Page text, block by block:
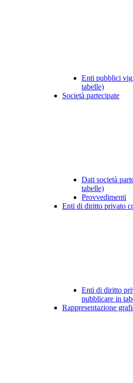
Enti pubblici
tabelle)
Società partecipate
Dati società
tabelle)
Provvedimenti
Enti di diritto privato
Enti di diritto
pubblicare in
Rappresentazione